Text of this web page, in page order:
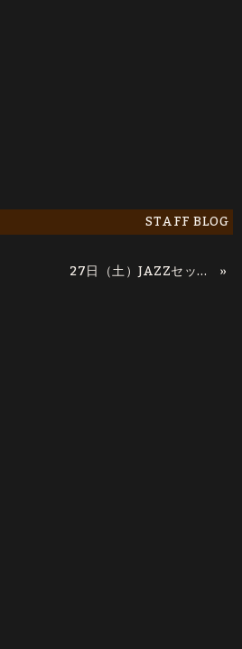
STAFF BLOG
27日（土）JAZZセッション :記リョウ »